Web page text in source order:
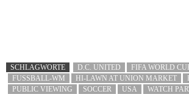
SCHLAGWORTE D.C. UNITED FIFA WORLD
FUSSBALL-WM
HI-LAWN AT UNION MARKET
PUBLIC VIEWING
SOCCER USA WATCH